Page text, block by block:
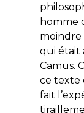
homme
moindre
qui était
Camus.
ce texte
fait